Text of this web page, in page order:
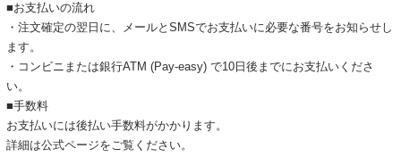
■お支払いの流れ
・注文確定の翌日に、メールとSMSでお支払いに必要な番号をお知らせし
ます。
・コンビニまたは銀行ATM (Pay-easy) で10日後までにお支払いくださ
い。
■手数料
お支払いには後払い手数料がかかります。
詳細は公式ページをご覧ください。